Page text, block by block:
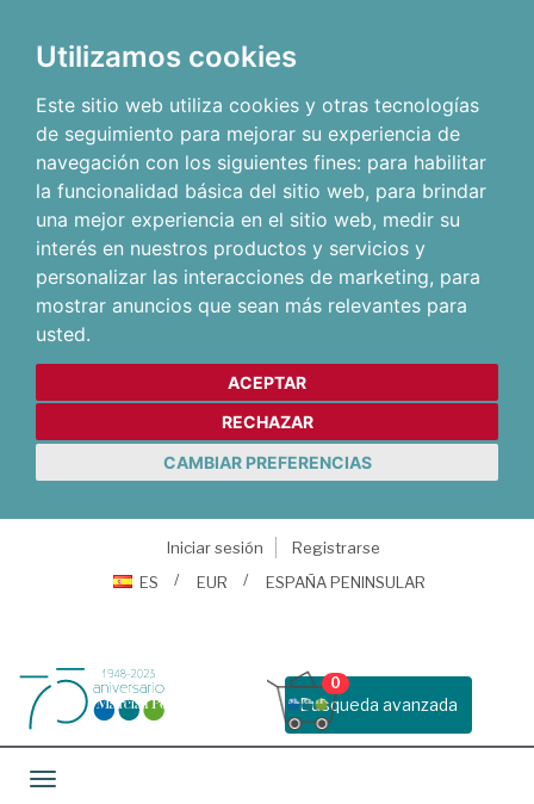
Utilizamos cookies
Este sitio web utiliza cookies y otras tecnologías
de seguimiento para mejorar su experiencia de
navegación con los siguientes fines: para habilitar
la funcionalidad básica del sitio web, para brindar
una mejor experiencia en el sitio web, medir su
interés en nuestros productos y servicios y
personalizar las interacciones de marketing, para
mostrar anuncios que sean más relevantes para
usted.
ACEPTAR
RECHAZAR
CAMBIAR PREFERENCIAS
Iniciar sesión
Registrarse
ES
EUR ESPAÑA PENINSULAR
Busqueda avanzada
0
Toggle navigation